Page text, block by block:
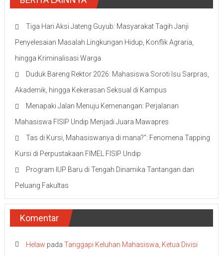
Tiga Hari Aksi Jateng Guyub: Masyarakat Tagih Janji
Penyelesaian Masalah Lingkungan Hidup, Konflik Agraria,
hingga Kriminalisasi Warga
Duduk Bareng Rektor 2026: Mahasiswa Soroti Isu Sarpras,
Akademik, hingga Kekerasan Seksual di Kampus
Menapaki Jalan Menuju Kemenangan: Perjalanan
Mahasiswa FISIP Undip Menjadi Juara Mawapres
Tas di Kursi, Mahasiswanya di mana?”: Fenomena Tapping
Kursi di Perpustakaan FIMEL FISIP Undip
Program IUP Baru di Tengah Dinamika Tantangan dan
Peluang Fakultas
Komentar
Helaw pada Tanggapi Keluhan Mahasiswa, Ketua Divisi